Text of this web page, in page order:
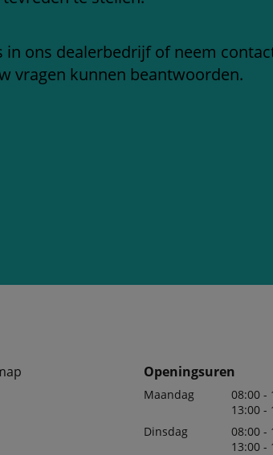
in ons dealerbedrijf of neem
vragen kunnen beantwoorden.
Openingsuren
Maandag
08:00 -
13:00 -
Dinsdag
08:00 -
13:00 -